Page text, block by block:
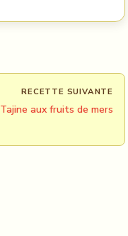
RECETTE SUIVANTE
Tajine aux fruits de mers